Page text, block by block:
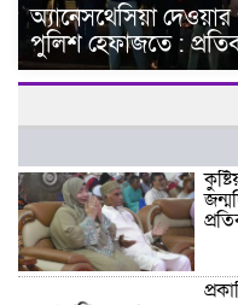
অ্যানেসথেসিয়া
পুলিশ হেফাজতে :